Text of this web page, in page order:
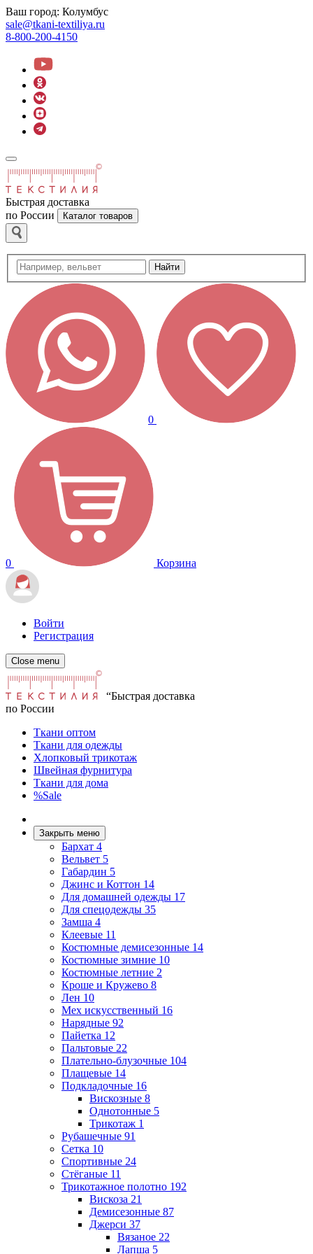
Ваш город: Колумбус
sale@tkani-textiliya.ru
8-800-200-4150
Быстрая доставка
по России
Каталог товаров
Найти
0
0 Корзина
Войти
Регистрация
Close menu
“Быстрая доставка
по России
Ткани оптом
Ткани для одежды
Хлопковый трикотаж
Швейная фурнитура
Ткани для дома
%Sale
Закрыть меню
Бархат 4
Вельвет 5
Габардин 5
Джинс и Коттон 14
Для домашней одежды 17
Для спецодежды 35
Замша 4
Клеевые 11
Костюмные демисезонные 14
Костюмные зимние 10
Костюмные летние 2
Кроше и Кружево 8
Лен 10
Мех искусственный 16
Нарядные 92
Пайетка 12
Пальтовые 22
Плательно-блузочные 104
Плащевые 14
Подкладочные 16
Вискозные 8
Однотонные 5
Трикотаж 1
Рубашечные 91
Сетка 10
Спортивные 24
Стёганые 11
Трикотажное полотно 192
Вискоза 21
Демисезонные 87
Джерси 37
Вязаное 22
Лапша 5